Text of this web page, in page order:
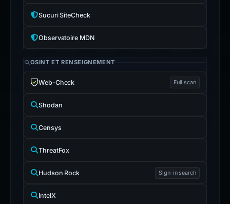
Sucuri SiteCheck
Observatoire MDN
OSINT ET RENSEIGNEMENT
Web-Check Full scan
Shodan
Censys
ThreatFox
Hudson Rock Sign-in search
IntelX